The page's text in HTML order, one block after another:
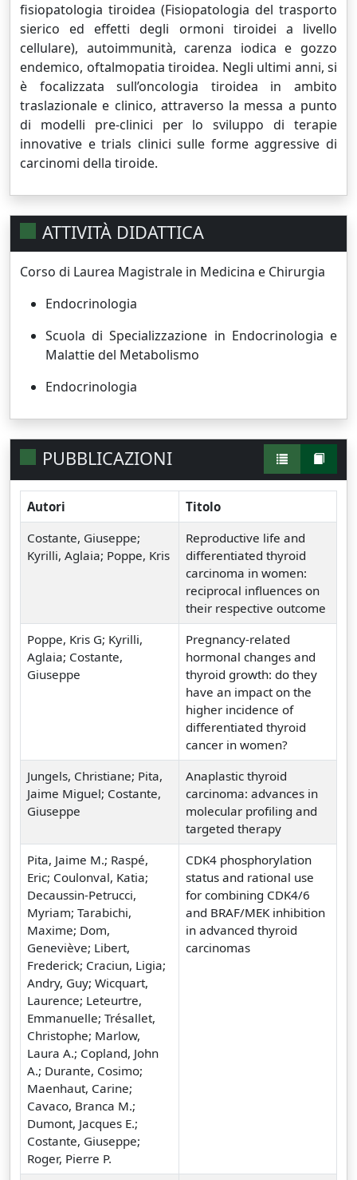
fisiopatologia tiroidea (Fisiopatologia del trasporto
sierico ed effetti degli ormoni tiroidei a livello
cellulare), autoimmunità, carenza iodica e gozzo
endemico, oftalmopatia tiroidea. Negli ultimi anni, si
è focalizzata sull’oncologia tiroidea in ambito
traslazionale e clinico, attraverso la messa a punto
di modelli pre-clinici per lo sviluppo di terapie
innovative etrials clinici sulle forme aggressive di
carcinomi della tiroide.
ATTIVITÀ DIDATTICA
Corso di Laurea Magistrale in Medicina e Chirurgia
Endocrinologia
Scuola di Specializzazione in Endocrinologia e
Malattie del Metabolismo
Endocrinologia
PUBBLICAZIONI
Autori
Titolo
Costante, Giuseppe;
Kyrilli, Aglaia; Poppe, Kris
Reproductive life and
differentiated thyroid
carcinoma in women:
reciprocal influences on
their respective outcome
Poppe, Kris G; Kyrilli,
Aglaia; Costante,
Giuseppe
Pregnancy-related
hormonal changes and
thyroid growth: do they
have an impact on the
higher incidence of
differentiated thyroid
cancer in women?
Jungels, Christiane; Pita,
Jaime Miguel; Costante,
Giuseppe
Anaplastic thyroid
carcinoma: advances in
molecular profiling and
targeted therapy
Pita, Jaime M.; Raspé,
Eric; Coulonval, Katia;
Decaussin-Petrucci,
Myriam; Tarabichi,
Maxime; Dom,
Geneviève; Libert,
Frederick; Craciun, Ligia;
Andry, Guy; Wicquart,
Laurence; Leteurtre,
Emmanuelle; Trésallet,
Christophe; Marlow,
Laura A.; Copland, John
A.; Durante, Cosimo;
Maenhaut, Carine;
Cavaco, Branca M.;
Dumont, Jacques E.;
Costante, Giuseppe;
Roger, Pierre P.
CDK4 phosphorylation
status and rational use
for combining CDK4/6
and BRAF/MEK inhibition
in advanced thyroid
carcinomas